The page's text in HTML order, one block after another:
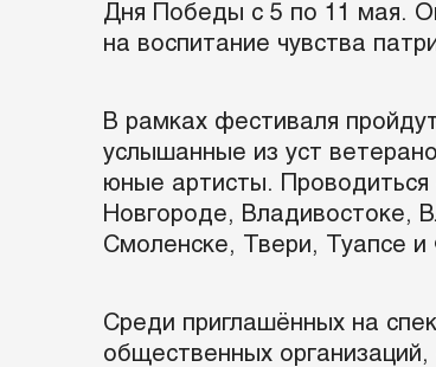
Дня Победы с 5 по 11 мая.
на воспитание чувства
В рамках фестиваля
услышанные из уст
юные артисты. Проводиться
Новгороде, Владивостоке,
Смоленске, Твери, Туапсе и
Среди приглашённых на
общественных